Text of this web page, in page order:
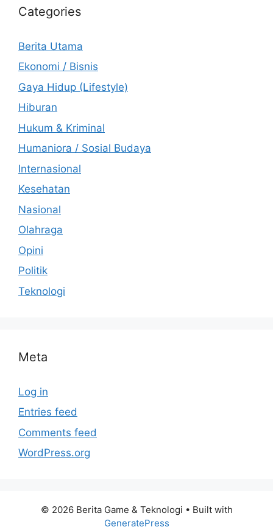
Categories
Berita Utama
Ekonomi / Bisnis
Gaya Hidup (Lifestyle)
Hiburan
Hukum & Kriminal
Humaniora / Sosial Budaya
Internasional
Kesehatan
Nasional
Olahraga
Opini
Politik
Teknologi
Meta
Log in
Entries feed
Comments feed
WordPress.org
© 2026 Berita Game & Teknologi • Built with
GeneratePress